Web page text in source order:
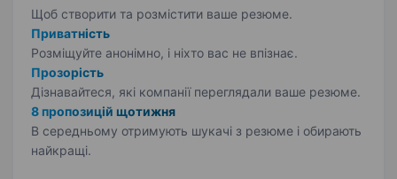
Щоб створити та розмістити ваше резюме.
Приватність
Розміщуйте анонімно, і ніхто вас не впізнає.
Прозорість
Дізнавайтеся, які компанії переглядали ваше резюме.
8 пропозицій щотижня
В середньому отримують шукачі з резюме і обирають
найкращі.